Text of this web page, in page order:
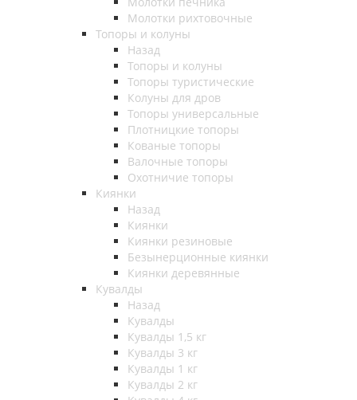
Молотки рихтовочные
Топоры и колуны
Назад
Топоры и колуны
Топоры туристические
Колуны для дров
Топоры универсальные
Плотницкие топоры
Кованые топоры
Валочные топоры
Охотничие топоры
Киянки
Назад
Киянки
Киянки резиновые
Безынерционные киянки
Киянки деревянные
Кувалды
Назад
Кувалды
Кувалды 1,5 кг
Кувалды 3 кг
Кувалды 1 кг
Кувалды 2 кг